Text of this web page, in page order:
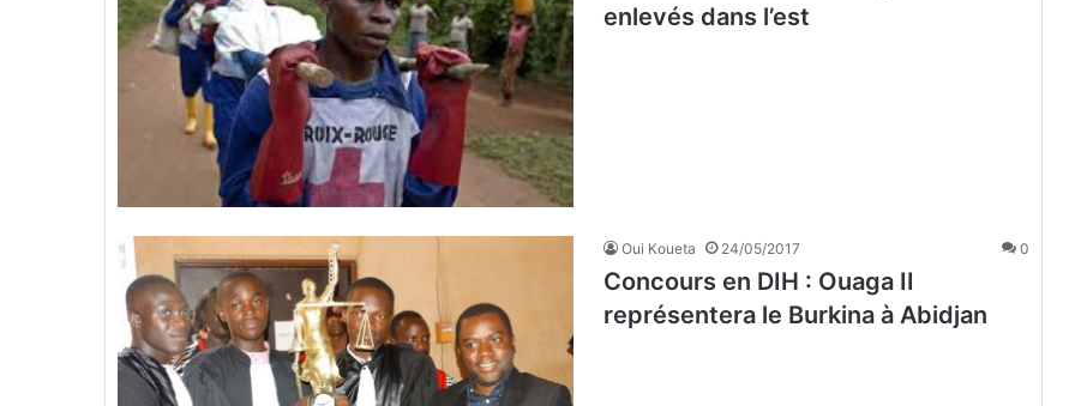
enlevés dans l’est
Oui Koueta 24/05/2017 0
Concours en DIH : Ouaga II
représentera le Burkina à Abidjan